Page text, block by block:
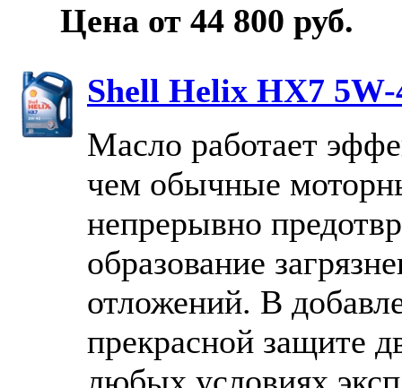
Цена от 44 800 руб.
Shell Helix HX7 5W-
Масло работает
чем обычные
непрерывно
образование
отложений. В
прекрасной защите